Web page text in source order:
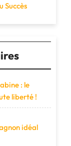
Succès
: le
liberté !
idéal